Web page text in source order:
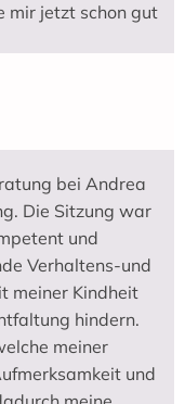
mir jetzt schon gut
bei Andrea
Die Sitzung war
und
Verhaltens-und
meiner Kindheit
hindern.
meiner
und